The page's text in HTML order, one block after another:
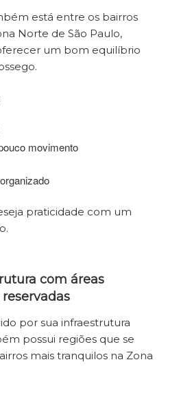
está entre os bairros
Norte de São Paulo,
um bom equilíbrio
movimento
praticidade com um
com áreas
por sua infraestrutura
possui regiões que se
mais tranquilos na Zona